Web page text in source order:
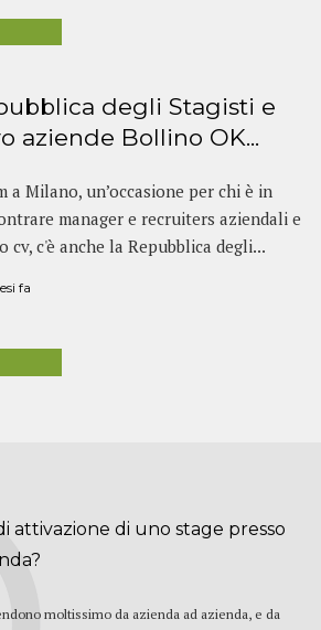
degli Stagisti e
aziende Bollino OK...
a Milano, un’occasione per chi è in
manager e recruiters aziendali e
c'è anche la Repubblica degli...
fa
attivazione di uno stage presso
moltissimo da azienda ad azienda, e da